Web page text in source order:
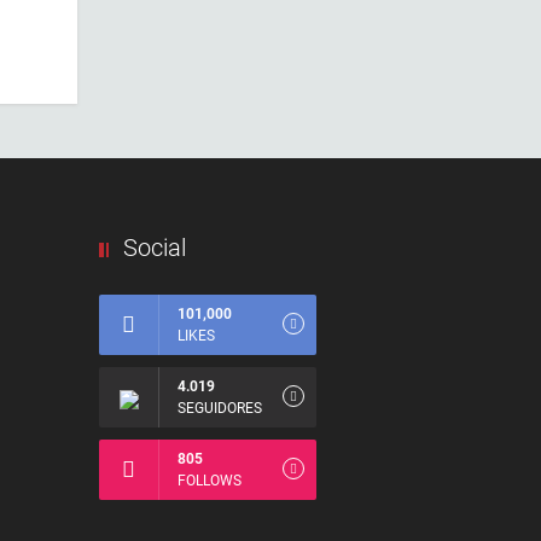
Social
101,000
LIKES
4.019
SEGUIDORES
805
FOLLOWS